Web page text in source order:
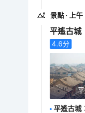
景點 · 上午
平遙古城
4.6分
平遙古城